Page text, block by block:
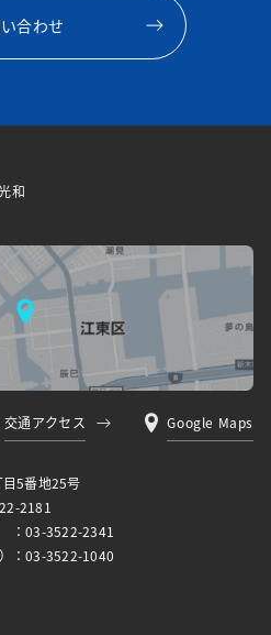
合わせ
和
交通アクセス Google Maps
5番地25号
2181
：03-3522-2341
：03-3522-1040